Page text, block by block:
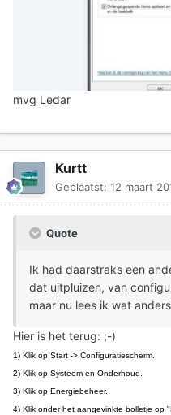
mvg Ledar
Kurtt
Geplaatst: 12 maart
Quote
Ik had daarstraks een
dat uitpluizen, van
maar nu lees ik wat
Hier is het terug: ;-)
1) Klik op Start -> Configuratiescherm.
2) Klik op Systeem en Onderhoud.
3) Klik op Energiebeheer.
4) Klik onder het aangevinkte bolletje op